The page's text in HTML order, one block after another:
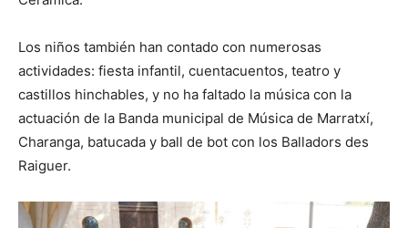
Los niños también han contado con numerosas
actividades: fiesta infantil, cuentacuentos, teatro y
castillos hinchables, y no ha faltado la música con la
actuación de la Banda municipal de Música de Marratxí,
Charanga, batucada y ball de bot con los Balladors des
Raiguer.